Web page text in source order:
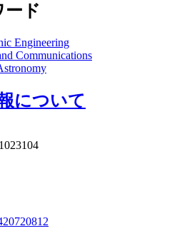
ード
Engineering
Communications
について